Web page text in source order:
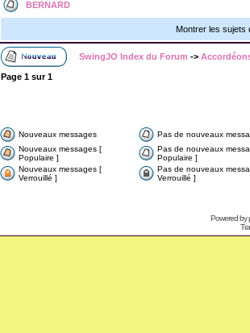
BERNARD
Montrer les sujets
SwingJO Index du Forum ->
Page 1sur1
Nouveaux messages
Pas de nouveaux
Nouveaux messages [
Populaire ]
Pas de nouveaux
Populaire ]
Nouveaux messages [
Verrouillé ]
Pas de nouveaux
Verrouillé ]
Powered by